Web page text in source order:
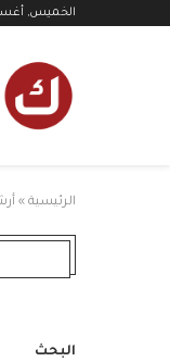
الخميس, أغسطس
الرئيسية »
البحث